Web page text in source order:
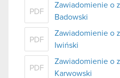
PDF
Zawiadomienie o
Badowski
PDF
Zawiadomienie o
Iwiński
PDF
Zawiadomienie o
Karwowski